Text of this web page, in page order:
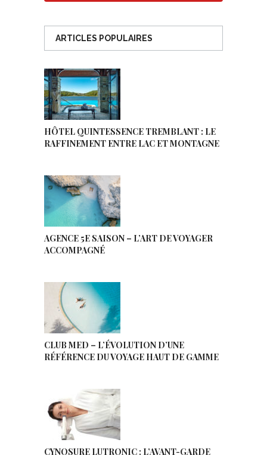
ARTICLES POPULAIRES
HÔTEL QUINTESSENCE TREMBLANT : LE
RAFFINEMENT ENTRE LAC ET MONTAGNE
AGENCE 5E SAISON – L’ART DE VOYAGER
ACCOMPAGNÉ
CLUB MED – L’ÉVOLUTION D’UNE
RÉFÉRENCE DU VOYAGE HAUT DE GAMME
CYNOSURE LUTRONIC : L’AVANT-GARDE